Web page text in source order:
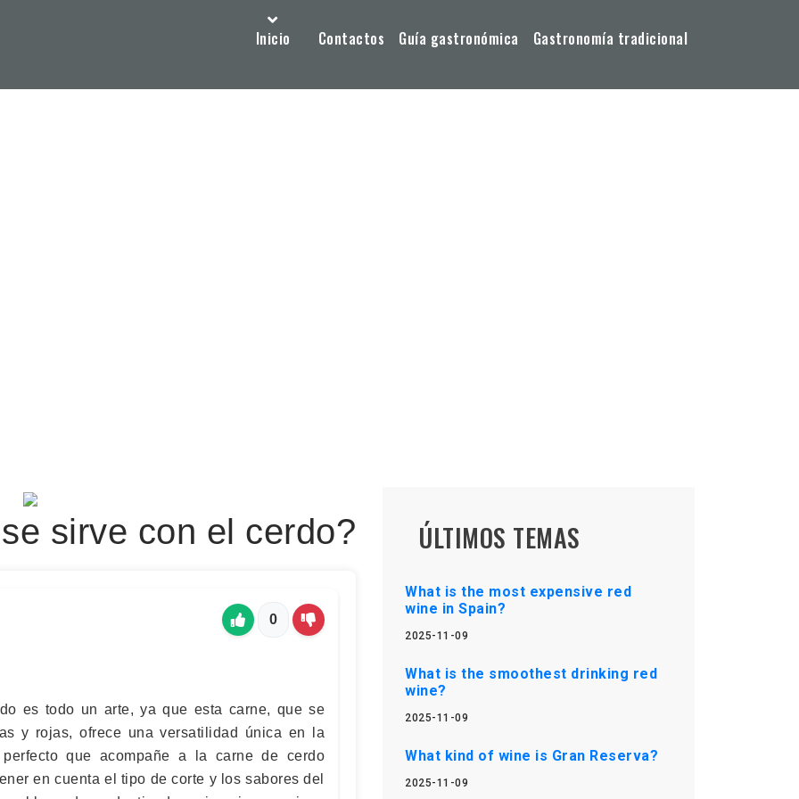
Inicio Contactos Guía gastronómica Gastronomía tradicional
sirve con el cerdo?
0
es todo un arte, ya que esta carne, que se
y rojas, ofrece una versatilidad única en la
que acompañe a la carne de cerdo
en cuenta el tipo de corte y los sabores del
ÚLTIMOS TEMAS
What is the most expensive red
wine in Spain?
2025-11-09
What is the smoothest drinking red
wine?
2025-11-09
What kind of wine is Gran Reserva?
2025-11-09